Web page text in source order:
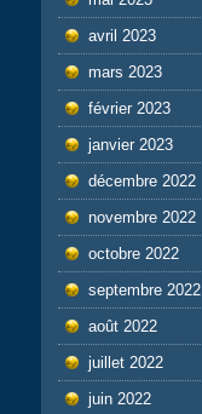
avril 2023
mars 2023
février 2023
janvier 2023
décembre 2022
novembre 2022
octobre 2022
septembre 2022
août 2022
juillet 2022
juin 2022